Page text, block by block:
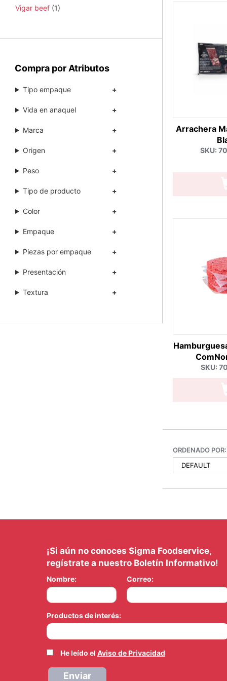
Vigar beef (1)
Compra por Atributos
Tipo empaque
Vida en anaquel
Marca
Origen
Peso
Tipo de producto
Color
Empaque
Piezas por empaque
Presentación
Textura
Arrachera
SKU:
SKU:
ORDENADO POR:
¡Si aún no conoces Sigma Foodservice,
regístrate a nuestro Boletín Informativo!
Nombre: Correo:
Productos de interés:
He leído el Aviso de Privacidad
Enviar